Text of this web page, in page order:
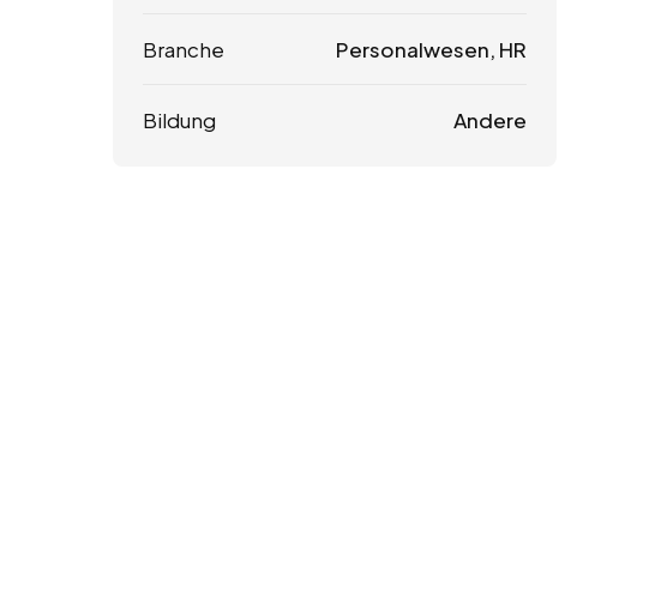
Branche Personalwesen, HR
Bildung Andere